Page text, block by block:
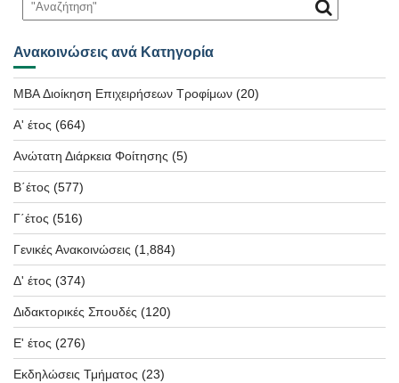
Ανακοινώσεις ανά Κατηγορία
MBA Διοίκηση Επιχειρήσεων Τροφίμων (20)
Α' έτος (664)
Ανώτατη Διάρκεια Φοίτησης (5)
Β΄έτος (577)
Γ΄έτος (516)
Γενικές Ανακοινώσεις (1,884)
Δ' έτος (374)
Διδακτορικές Σπουδές (120)
Ε' έτος (276)
Εκδηλώσεις Τμήματος (23)